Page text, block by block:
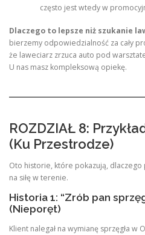
często jest wtedy w
Dlaczego to lepsze niż szukanie
bierzemy odpowiedzialność za cały
że laweciarz zrzuca auto pod
U nas masz kompleksową opiekę.
ROZDZIAŁ 8:
(Ku Przestrodze)
Oto historie, które pokazują,
na siłę w terenie.
Historia 1: “Zrób pan
(Nieporęt)
Klient nalegał na wymianę sprzęgła w